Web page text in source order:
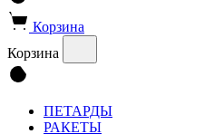
Корзина
Корзина
ПЕТАРДЫ
РАКЕТЫ